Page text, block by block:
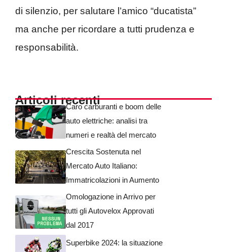
di silenzio, per salutare l’amico “ducatista”
ma anche per ricordare a tutti prudenza e
responsabilità.
Articoli recentiCaro carburanti e boom delle
auto elettriche: analisi tra
numeri e realtà del mercato
Crescita Sostenuta nel
Mercato Auto Italiano:
Immatricolazioni in Aumento
Omologazione in Arrivo per
tutti gli Autovelox Approvati
dal 2017
Superbike 2024: la situazione